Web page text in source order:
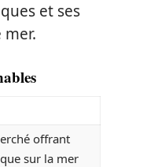
et ses
offrant
sur la mer